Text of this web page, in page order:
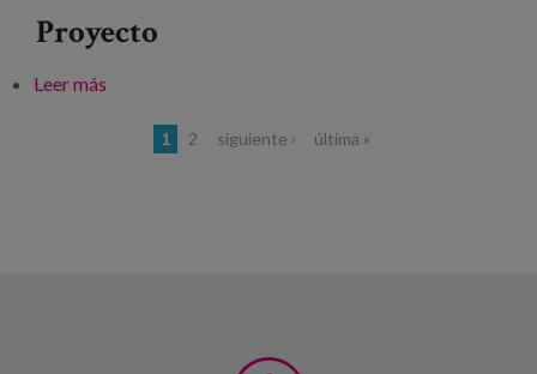
Proyecto
Leer más
1 2 siguiente › última »